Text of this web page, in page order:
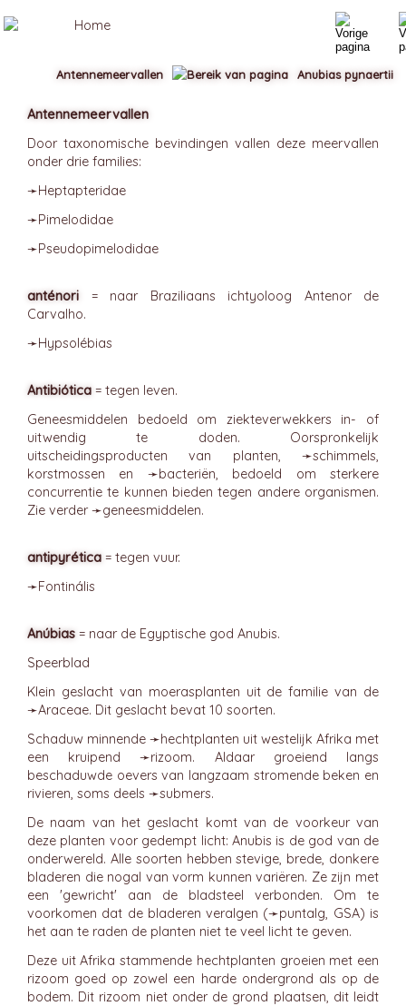
Antennemeervallen
Door taxonomische bevindingen vallen deze meervallen
onder drie families:
➛Heptapteridae
➛Pimelodidae
➛Pseudopimelodidae
anténori = naar Braziliaans ichtyoloog Antenor de
Carvalho.
➛Hypsolébias
Antibiótica = tegen leven.
Geneesmiddelen bedoeld om ziekteverwekkers in- of
uitwendig te doden. Oorspronkelijk
uitscheidingsproducten van planten, ➛schimmels,
korstmossen en ➛bacteriën, bedoeld om sterkere
concurrentie te kunnen bieden tegen andere organismen.
Zie verder ➛geneesmiddelen.
antipyrética = tegen vuur.
➛Fontinális
Anúbias = naar de Egyptische god Anubis.
Speerblad
Klein geslacht van moerasplanten uit de familie van de
➛Araceae. Dit geslacht bevat 10 soorten.
Schaduw minnende ➛hechtplanten uit westelijk Afrika met
een kruipend ➛rizoom. Aldaar groeiend langs
beschaduwde oevers van langzaam stromende beken en
rivieren, soms deels ➛submers.
De naam van het geslacht komt van de voorkeur van
deze planten voor gedempt licht: Anubis is de god van de
onderwereld. Alle soorten hebben stevige, brede, donkere
bladeren die nogal van vorm kunnen variëren. Ze zijn met
een 'gewricht' aan de bladsteel verbonden. Om te
voorkomen dat de bladeren veralgen (➛puntalg, GSA) is
het aan te raden de planten niet te veel licht te geven.
Deze uit Afrika stammende hechtplanten groeien met een
rizoom goed op zowel een harde ondergrond als op de
bodem. Dit rizoom niet onder de grond plaatsen, dit leidt
Antennemeervallen Anubias pynaertii